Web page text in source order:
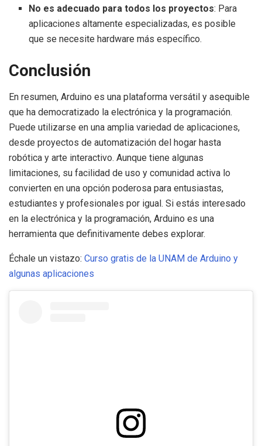
No es adecuado para todos los proyectos: Para
aplicaciones altamente especializadas, es posible
que se necesite hardware más específico.
Conclusión
En resumen, Arduino es una plataforma versátil y asequible
que ha democratizado la electrónica y la programación.
Puede utilizarse en una amplia variedad de aplicaciones,
desde proyectos de automatización del hogar hasta
robótica y arte interactivo. Aunque tiene algunas
limitaciones, su facilidad de uso y comunidad activa lo
convierten en una opción poderosa para entusiastas,
estudiantes y profesionales por igual. Si estás interesado
en la electrónica y la programación, Arduino es una
herramienta que definitivamente debes explorar.
Échale un vistazo: Curso gratis de la UNAM de Arduino y
algunas aplicaciones